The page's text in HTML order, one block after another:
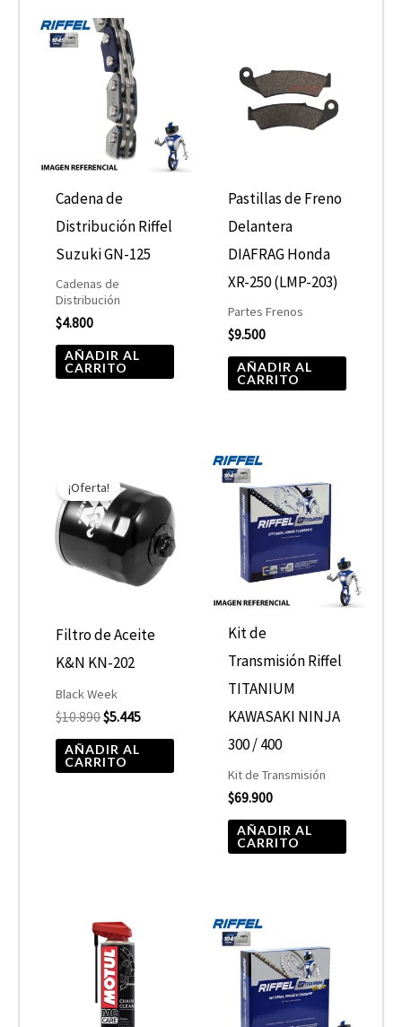
Cadena de
Distribución Riffel
Suzuki GN-125
Cadenas de
Distribución
$4.800
AÑADIR AL
CARRITO
Pastillas de Freno
Delantera
DIAFRAG Honda
XR-250 (LMP-203)
Partes Frenos
$9.500
AÑADIR AL
CARRITO
¡Oferta!
Filtro de Aceite
K&N KN-202
Black Week
$10.890
precio
original
era:
$10.890.
$5.445
actual
es:
$5.445.
AÑADIR AL
CARRITO
Kit de
Transmisión Riffel
TITANIUM
KAWASAKI NINJA
300 / 400
Kit de Transmisión
$69.900
AÑADIR AL
CARRITO